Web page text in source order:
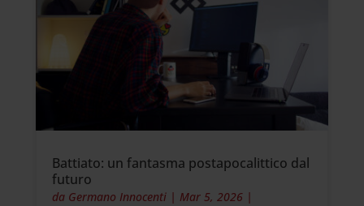
Battiato: un fantasma postapocalittico dal
futuro
da Germano Innocenti| Mar 5, 2026|